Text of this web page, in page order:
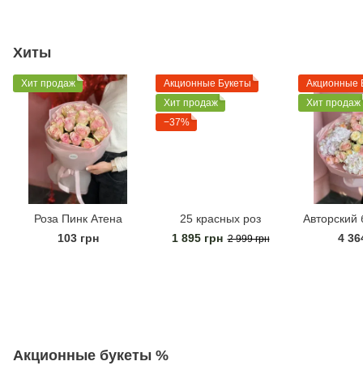
Хиты
Хит продаж
Роза Пинк Атена
103 грн
Акционные Букеты
Хит продаж
−37%
25 красных роз
1 895 грн 2 999 грн
Акционные
Хит продаж
4
Акционные букеты %